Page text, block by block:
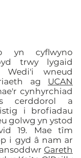
yn cyflwyno
trwy lygaid
Wedi'i wneud
ag UCAN
cynhyrchiad
cerddorol a
i brofiadau
golwg yn ystod
19. Mae tîm
i gyd â nam ar
Gareth